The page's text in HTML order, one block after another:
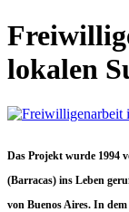
lokalen
Das Projekt wurde 1994
(Barracas) ins Leben
von Buenos Aires. In